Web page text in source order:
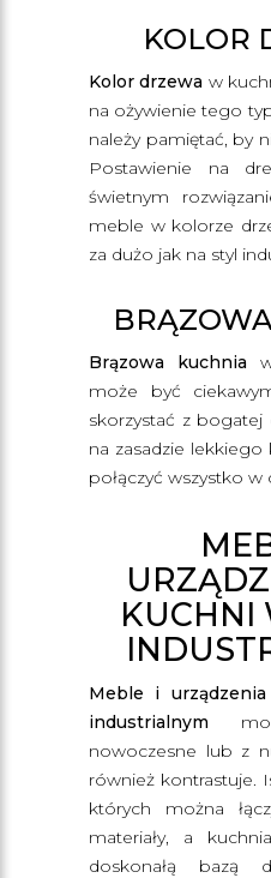
KOLOR
Kolor drzewa w
na ożywienie tego
należy pamiętać, by
Postawienie na
świetnym
meble w kolorze
za dużo jak na styl
Brązowa kuchnia
może być
skorzystać z
na zasadzie
połączyć wszystko w
KUCHNI
Meble i
industrialnym
nowoczesne lub z
również kontrastuje.
których można
materiały, a
doskonałą bazą